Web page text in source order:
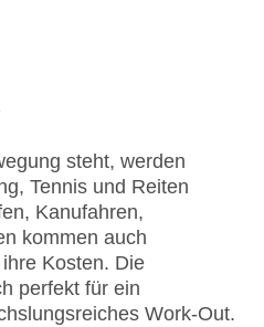
steht, werden
Tennis und Reiten
Kanufahren,
kommen auch
Kosten. Die
perfekt für ein
Work-Out.